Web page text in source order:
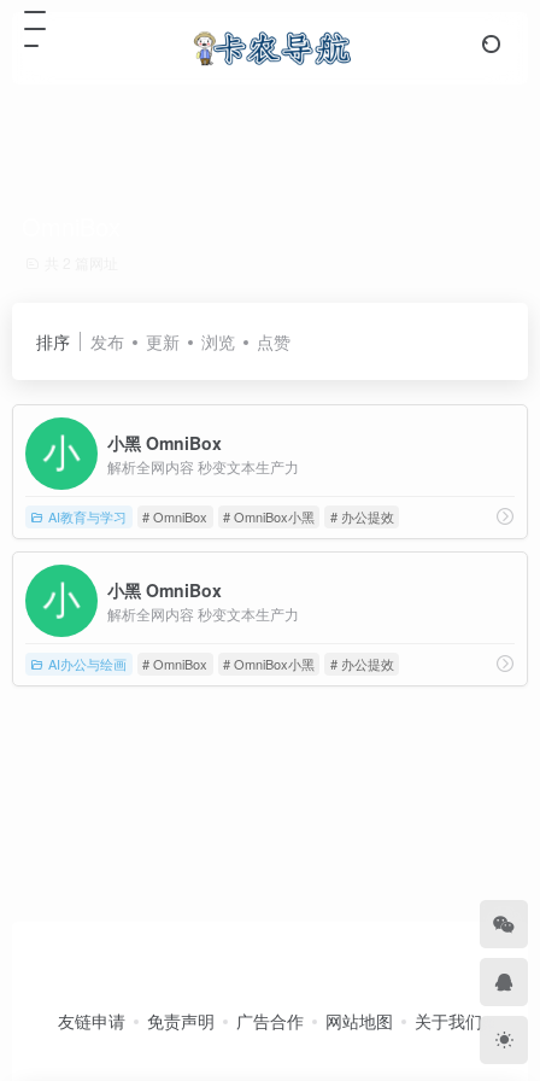
排序 发布 更新 浏览 点赞
小黑 OmniBox
解析全网内容 秒变文本生产力
AI教育与学习 # OmniBox # OmniBox小黑 # 办公提效
小黑 OmniBox
解析全网内容 秒变文本生产力
AI办公与绘画 # OmniBox # OmniBox小黑 # 办公提效
友链申请 免责声明 广告合作 网站地图 关于我们